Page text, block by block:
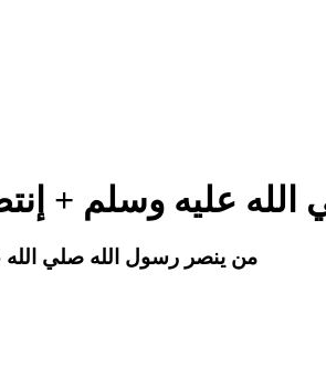
الله عليه وسلم +
من ينصر رسول الله صلي